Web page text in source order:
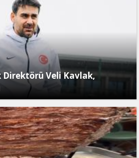
Direktörü Veli Kavlak,